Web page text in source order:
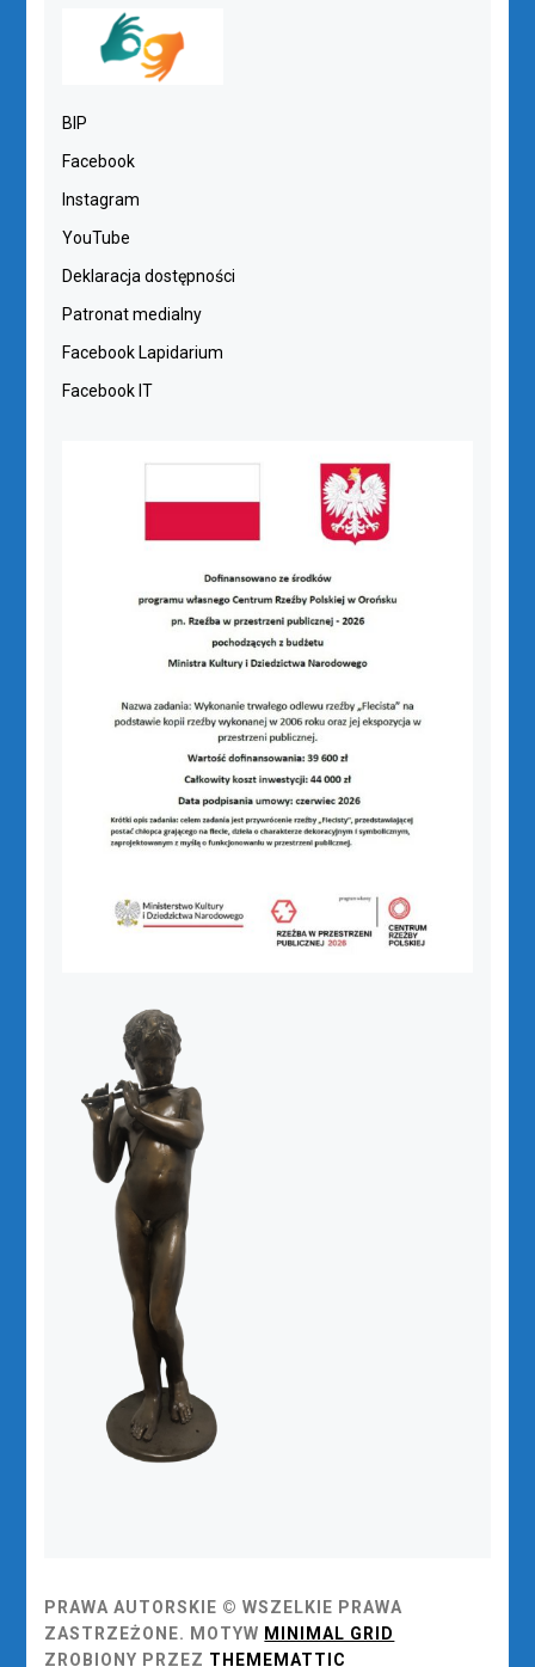
BIP
Facebook
Instagram
YouTube
Deklaracja dostępności
Patronat medialny
Facebook Lapidarium
Facebook IT
PRAWA AUTORSKIE © WSZELKIE PRAWA
ZASTRZEŻONE. MOTYW MINIMAL GRID
ZROBIONY PRZEZ THEMEMATTIC